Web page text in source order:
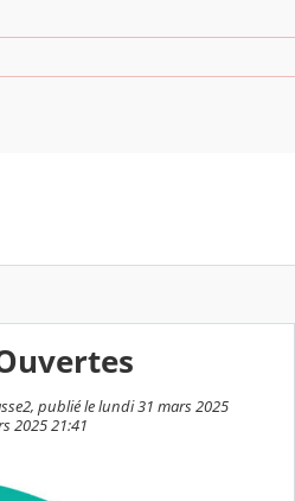
publié le lundi 31 mars 2025
2025 21:41